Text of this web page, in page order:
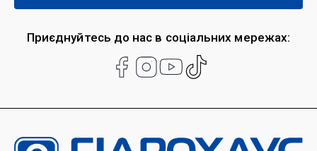
Приєднуйтесь до нас в соціальних мережах: